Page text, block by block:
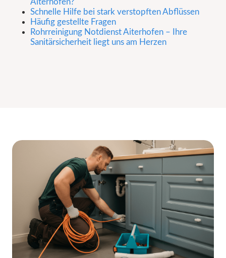
Aiterhofen?
Schnelle Hilfe bei stark verstopften Abflüssen
Häufig gestellte Fragen
Rohrreinigung Notdienst Aiterhofen – Ihre
Sanitärsicherheit liegt uns am Herzen